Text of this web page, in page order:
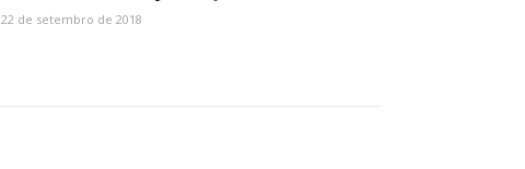
22 de setembro de 2018